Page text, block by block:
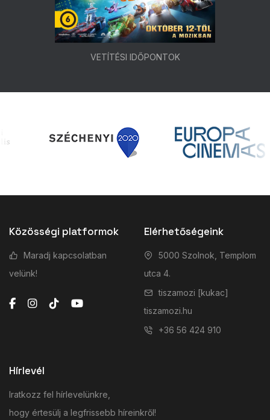
VETÍTÉSI IDŐPONTOK
Közösségi platformok
Maradj kapcsolatban
velünk!
Elérhetőségeink
5000 Szolnok, Templom
utca 4.
tiszamozi [kukac]
tiszamozi.hu
+36 56 424 910
Hírlevél
Iratkozz fel hírlevelünkre,
hogy értesülj a legfrissebb híreinkről!